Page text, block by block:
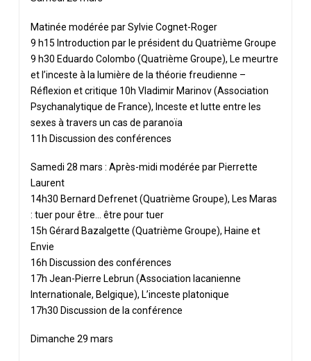
Matinée modérée par Sylvie Cognet-Roger
9 h15 Introduction par le président du Quatrième Groupe
9 h30 Eduardo Colombo (Quatrième Groupe), Le meurtre
et l’inceste à la lumière de la théorie freudienne –
Réflexion et critique 10h Vladimir Marinov (Association
Psychanalytique de France), Inceste et lutte entre les
sexes à travers un cas de paranoïa
11h Discussion des conférences
Samedi 28 mars : Après-midi modérée par Pierrette
Laurent
14h30 Bernard Defrenet (Quatrième Groupe), Les Maras
: tuer pour être… être pour tuer
15h Gérard Bazalgette (Quatrième Groupe), Haine et
Envie
16h Discussion des conférences
17h Jean-Pierre Lebrun (Association lacanienne
Internationale, Belgique), L’inceste platonique
17h30 Discussion de la conférence
Dimanche 29 mars